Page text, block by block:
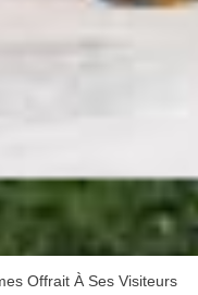
Offrait À Ses Visiteurs